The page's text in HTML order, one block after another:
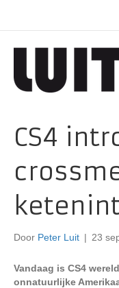
CS4
Door Peter Luit | 23
Vandaag is CS4
onnatuurlijke